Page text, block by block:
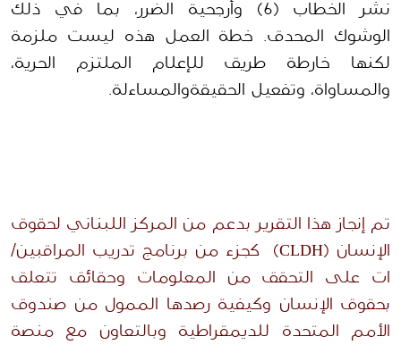
نشر الخطاب (6) وأرجحية الضرر، بما في ذلك
الوشوك
المحدق. خطة العمل هذه ليست ملزمة
لكنها خارطة طريق للإعلام الملتزم
الحرية،
والمساواة، وتفعيل الحقيقةوالمساءلة.
تم إنجاز هذا التقرير بدعم من
المركز اللبناني لحقوق
الإنسان (CLDH) كجزء من برنامج تدريب المراقبين/
ات على التحقق من المعلومات وحقائق تتعلق
بحقوق الإنسان وكيفيةرصدها الممول من صندوق
الأمم المتحدة للديمقراطية وبالتعاون مع منصة